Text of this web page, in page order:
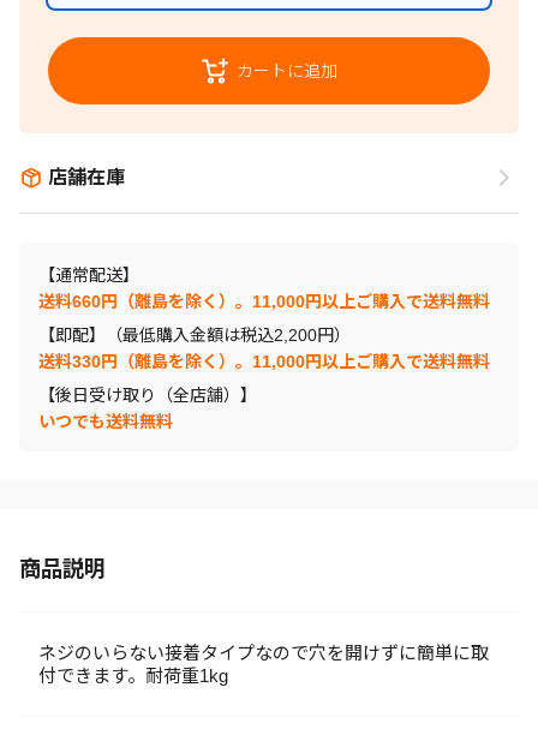
カートに追加
店舗在庫
【通常配送】
送料660円（離島を除く）。11,000円以上ご購入で送料無料
【即配】（最低購入金額は税込2,200円）
送料330円（離島を除く）。11,000円以上ご購入で送料無料
【後日受け取り（全店舗）】
いつでも送料無料
商品説明
ネジのいらない接着タイプなので穴を開けずに簡単に取
付できます。耐荷重1kg